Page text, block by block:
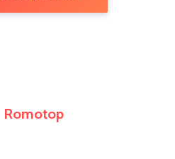
Romotop